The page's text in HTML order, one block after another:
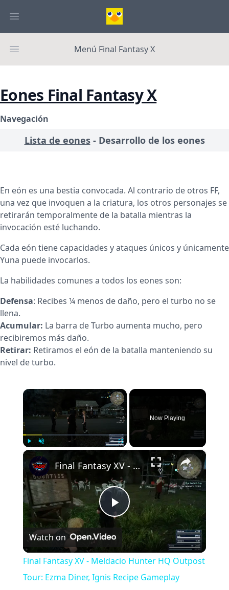
Menú Final Fantasy X
Eones Final Fantasy X
Navegación
Lista de eones- Desarrollo de los eones
En eón es una bestia convocada. Al contrario de otros FF,
una vez que invoquen a la criatura, los otros personajes se
retirarán temporalmente de la batalla mientras la
invocación esté luchando.
Cada eón tiene capacidades y ataques únicos y únicamente
Yuna puede invocarlos.
La habilidades comunes a todos los eones son:
Defensa: Recibes ¼ menos de daño, pero el turbo no se
llena.
Acumular: La barra de Turbo aumenta mucho, pero
recibiremos más daño.
Retirar: Retiramos el eón de la batalla manteniendo su
nivel de turbo.
×
Play
Now Playing
×
Play
Video
Final Fantasy XV - Meldacio Hunter HQ Outpost Tour: Ezma Diner, Ignis Recipe Gameplay Sequence
Watch on
Final Fantasy XV - Meldacio Hunter HQ Outpost
Tour: Ezma Diner, Ignis Recipe Gameplay